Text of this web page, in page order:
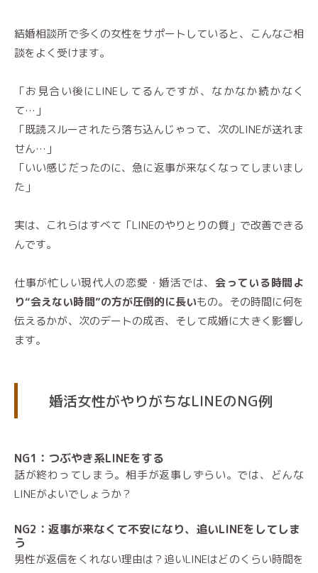
結婚相談所で多くの女性をサポートしていると、こんなご相
談をよく受けます。
「お見合い後にLINEしてるんですが、なかなか続かなく
て…」
「既読スルーされたら落ち込んじゃって、次のLINEが送れま
せん…」
「いい感じだったのに、急に返事が来なくなってしまいまし
た」
実は、これらはすべて「LINEのやりとりの質」で改善できる
んです。
仕事が忙しい現代人の恋愛・婚活では、 会っている時間よ
り“会えない時間”の方が圧倒的に長いもの。その時間に何を
伝えるかが、次のデートの成否、そして成婚に大きく影響し
ます。
婚活女性がやりがちなLINEのNG例
NG1：つぶやき系LINEをする
話が終わってしまう。相手が返事しずらい。では、どんな
LINEがよいでしょうか？
NG2：返事が来なくて不安になり、追いLINEをしてしま
う
男性が返信をくれない理由は？追いLINEはどのくらい時間を